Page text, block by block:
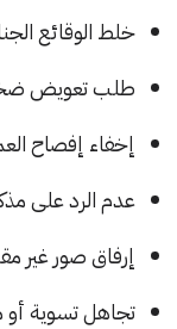
خلط الوقائع
طلب تعويض
إخفاء إفصاح
عدم الرد على
إرفاق صور غير
تجاهل تسوية